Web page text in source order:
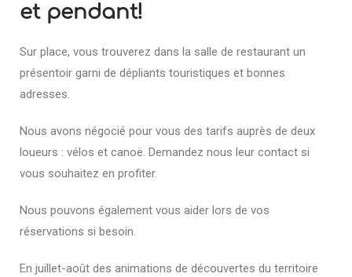
et pendant!
Sur place, vous trouverez dans la salle de restaurant un
présentoir garni de dépliants touristiques et bonnes
adresses.
Nous avons négocié pour vous des tarifs auprès de deux
loueurs : vélos et canoë. Demandez nous leur contact si
vous souhaitez en profiter.
Nous pouvons également vous aider lors de vos
réservations si besoin.
En juillet-août des animations de découvertes du territoire